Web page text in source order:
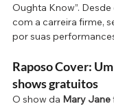
Oughta Know”.
com a carreira firme,
por suas
Raposo Cover:
shows gratuitos
O show da Mary Jane